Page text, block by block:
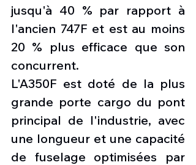
jusqu'à 40 % par rapport à
l'ancien 747F et est au moins
20 % plus efficace que son
concurrent.
L'A350F est doté de la plus
grande porte cargo du pont
principal de l'industrie, avec
une longueur et une capacité
de fuselage optimisées par